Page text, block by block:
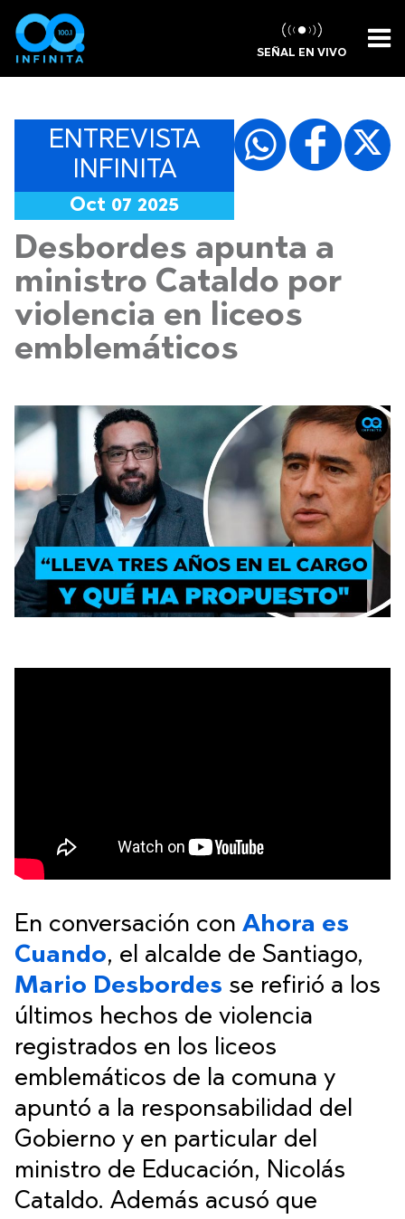
SEÑAL EN VIVO
ENTREVISTA
INFINITA
Oct 07 2025
Desbordes apunta a
ministro Cataldo por
violencia en liceos
emblemáticos
En conversación con Ahora es
Cuando, el alcalde de Santiago,
Mario Desbordes se refirió a los
últimos hechos de violencia
registrados en los liceos
emblemáticos de la comuna y
apuntó a la responsabilidad del
Gobierno y en particular del
ministro de Educación, Nicolás
Cataldo. Además acusó que